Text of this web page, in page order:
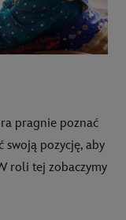
pragnie poznać
swoją pozycję, aby
roli tej zobaczymy